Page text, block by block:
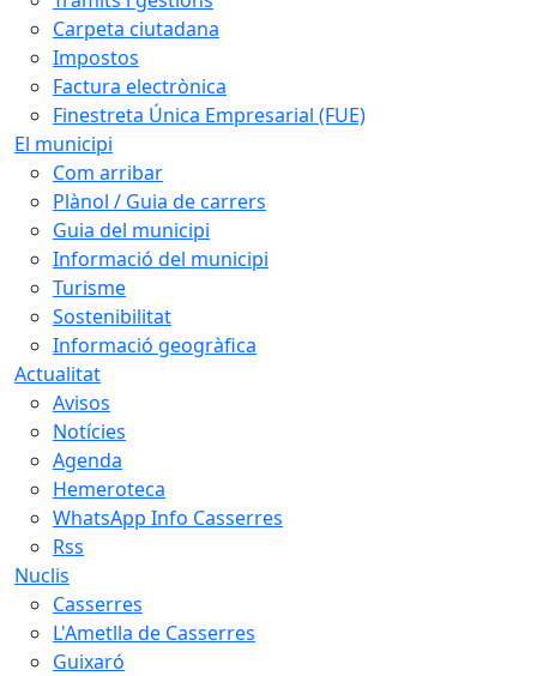
Carpeta ciutadana
Impostos
Factura electrònica
Finestreta Única Empresarial (FUE)
El municipi
Com arribar
Plànol / Guia de carrers
Guia del municipi
Informació del municipi
Turisme
Sostenibilitat
Informació geogràfica
Actualitat
Avisos
Notícies
Agenda
Hemeroteca
WhatsApp Info Casserres
Rss
Nuclis
Casserres
L'Ametlla de Casserres
Guixaró